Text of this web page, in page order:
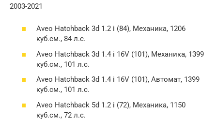
2003-2021
Aveo Hatchback 3d 1.2 i (84), Механика, 1206
куб.см., 84 л.с.
Aveo Hatchback 3d 1.4 i 16V (101), Механика, 1399
куб.см., 101 л.с.
Aveo Hatchback 3d 1.4 i 16V (101), Автомат, 1399
куб.см., 101 л.с.
Aveo Hatchback 5d 1.2 i (72), Механика, 1150
куб.см., 72 л.с.